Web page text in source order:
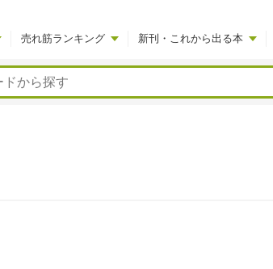
売れ筋ランキング 新刊・これから出る本